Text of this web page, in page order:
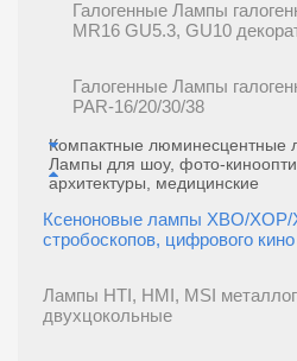
Галогенные Лампы
MR16 GU5.3, GU10
Галогенные Лампы
PAR-16/20/30/38
Компактные люминесцентные
Лампы для шоу, фото-
архитектуры, медицинские
Ксеноновые лампы XBO/XOP/
стробоскопов, цифрового
Лампы HTI, HMI, MSI
двухцокольные